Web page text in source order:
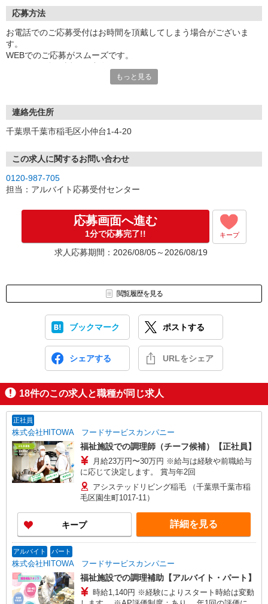
応募方法
お電話でのご応募受付はお時間を頂戴してしまう場合がございま
す。
WEBでのご応募がスムーズです。
もっと見る
連絡先住所
千葉県千葉市稲毛区小仲台1-4-20
この求人に関するお問い合わせ
0120-987-705
担当：アルバイト応募受付センター
応募画面へ進む
1分で応募完了!! キープ
求人応募期間：2026/08/05～2026/08/19
閲覧履歴を見る
ブックマーク ポストする
シェアする URLをシェア
18件のこの求人と職種が同じ求人
正社員
株式会社HITOWA フードサービスカンパニー
福祉施設での調理師（チーフ候補）【正社員】
月給23万円〜30万円 ※給与は経験や前職給与
に応じて決定します。 賞与年2回
アシステッドリビング稲毛 （千葉県千葉市稲
毛区園生町1017-11）
キープ 詳細を見る
アルバイト パート
株式会社HITOWA フードサービスカンパニー
福祉施設での調理補助【アルバイト・パート】
時給1,140円 ※経験によりスタート時給は変動